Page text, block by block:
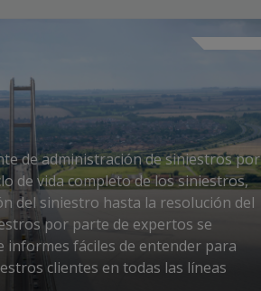
de administración de siniestros por
de vida completo de los siniestros,
del siniestro hasta la resolución del
por parte de expertos se
informes fáciles de entender para
clientes en todas las líneas